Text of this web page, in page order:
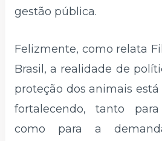
gestão pública.
Felizmente, como relata
Brasil, a realidade de
proteção dos animais
fortalecendo, tanto para
como para a